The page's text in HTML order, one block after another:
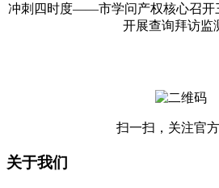
冲刺四时度——市学问产权核心召开
开展查询拜访监
扫一扫，关注官
关于我们